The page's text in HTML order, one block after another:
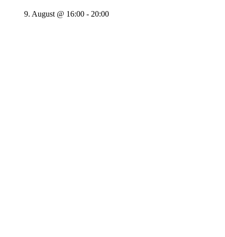
9. August @ 16:00 - 20:00